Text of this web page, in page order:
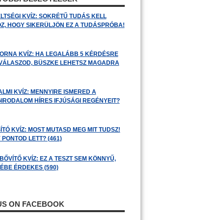
KVÍZ: SOKRÉTŰ TUDÁS KELL
HOGY SIKERÜLJÖN EZ A TUDÁSPRÓBA!
KVÍZ: HA LEGALÁBB 5 KÉRDÉSRE
BÜSZKE LEHETSZ MAGADRA
KVÍZ: MENNYIRE ISMERED A
HÍRES IFJÚSÁGI REGÉNYEIT?
KVÍZ: MOST MUTASD MEG MIT TUDSZ!
LETT? (461)
KVÍZ: EZ A TESZT SEM KÖNNYŰ,
ÉRDEKES (590)
ON FACEBOOK